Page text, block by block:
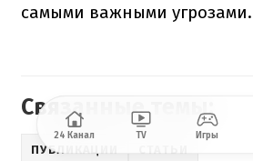
самыми важными угрозами.
Связанные темы:
ПУБЛИКАЦИИ СТАТЬИ
24 Канал TV Игры